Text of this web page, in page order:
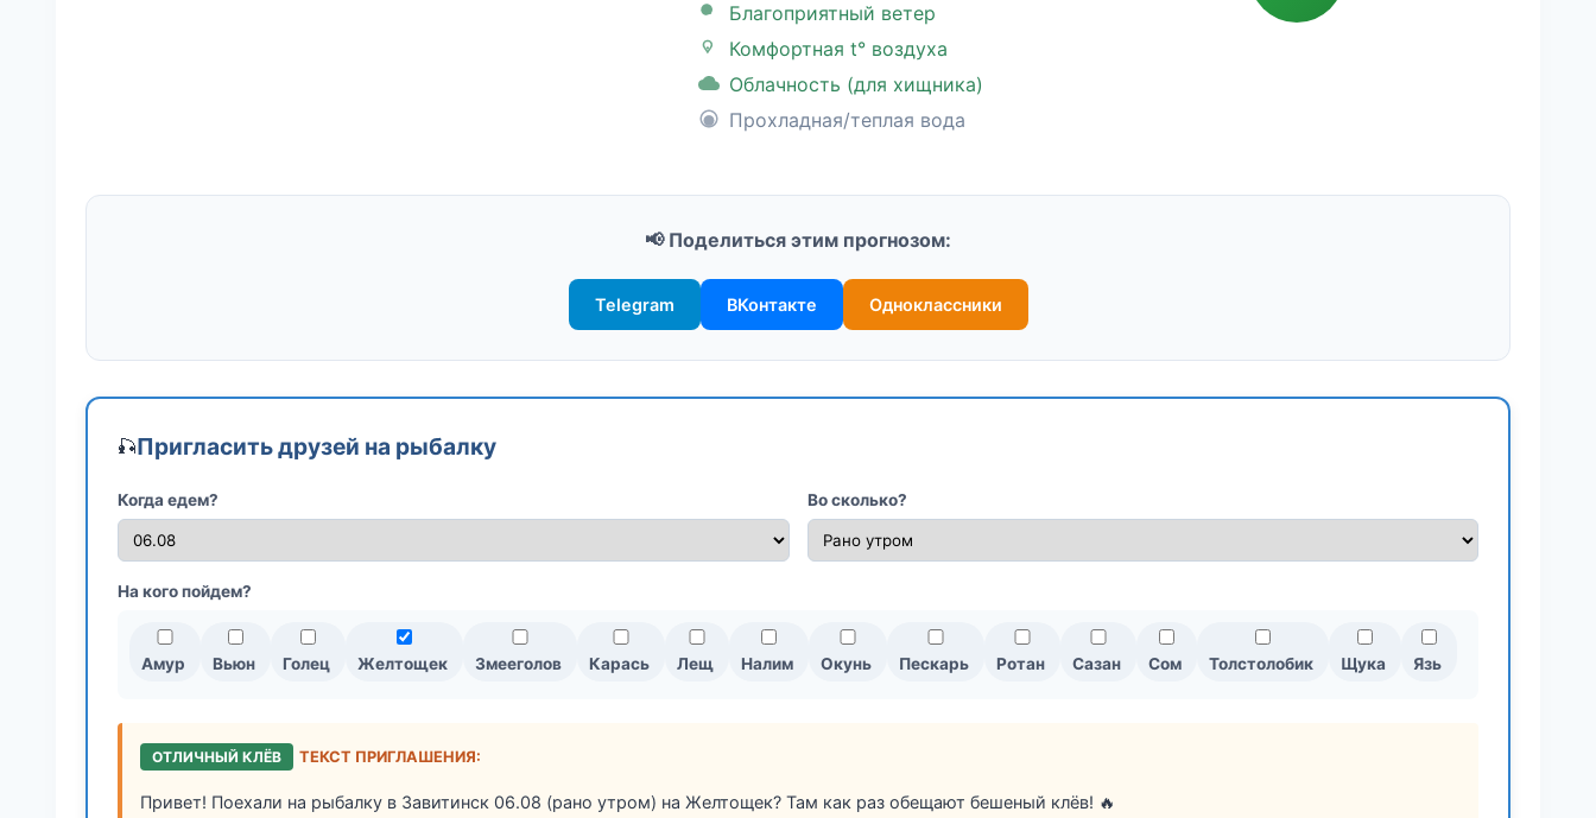
Благоприятный ветер
Комфортная t° воздуха
Облачность (для хищника)
Прохладная/теплая вода
📢 Поделиться этим прогнозом:
Telegram ВКонтакте Одноклассники
🎣Пригласить друзей на рыбалку
Когда едем? Во сколько?
На кого пойдем?
Амур Вьюн Голец Желтощек Змееголов Карась Лещ Налим Окунь Пескарь Ротан Сазан Сом Толстолобик Щука Язь
ОТЛИЧНЫЙ КЛЁВ ТЕКСТ ПРИГЛАШЕНИЯ:
Привет! Поехали на рыбалку в Завитинск 06.08 (рано утром) на Желтощек? Там как раз обещают бешеный клёв! 🔥